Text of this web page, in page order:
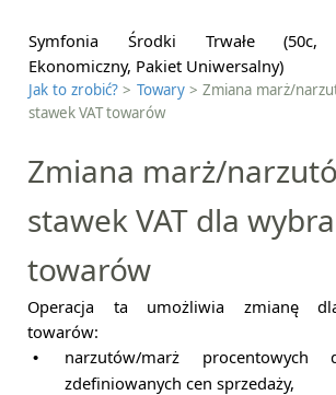
Symfonia Środki Trwałe (50c,
Ekonomiczny, Pakiet Uniwersalny)
Jak to zrobić? > Towary> Zmiana marż/
stawek VAT towarów
Zmiana marż/
stawek VAT dla
towarów
Operacja ta umożliwia zmianę dla
towarów:
•
narzutów/marż
zdefiniowanych cen sprzedaży,